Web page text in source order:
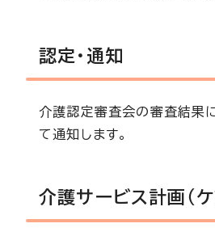
認定・通知
介護認定審査会の審査結果
て通知します。
介護サービス計画（